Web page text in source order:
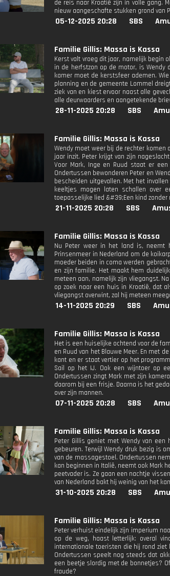
de reis naar Kroatië zijn in volle gang.
nieuw aangeschafte stukken grond van
05-12-2025 20:28 SBS
Familie Gillis: Massa is Kassa
Kerst valt vroeg dit jaar, namelijk begin
in de herfstzon op de motor, is Wendy
kamer moet de kerstsfeer ademen.
planning en de gemeente Lommel
ziek van en kiest ervoor naast alle
alle deurwaarders en aangetekende
28-11-2025 20:28 SBS
Familie Gillis: Massa is Kassa
Wendy moet weer bij de rechter komen
jaar inzit. Peter krijgt van zijn
Voor Mark, Inge en Ruud staat er
Ondertussen bewonderen Peter en
bescheiden uitgevallen. Met het
keeltjes mogen laten schallen over
toepasselijke lied &#39;Een kind zonder
21-11-2025 20:28 SBS
Familie Gillis: Massa is Kassa
Nu Peter weer in het land is, neemt
Prinsenmeer in Nederland om de
moeder beiden in coma werden
en zijn familie. Het maakt hem
meteen aan, namelijk zijn vliegangst.
op zoek naar een huis in Kroatië, dat
vliegangst overwint, zal hij meteen
14-11-2025 20:29 SBS
Familie Gillis: Massa is Kassa
Het is een huiselijke ochtend voor de
en Ruud van het Blauwe Meer. En met
kant en er staat vertier op het
Sail op het IJ. Ook een wijntoer op
Ondertussen zingt Mark met zijn
daarom bij een frisje. Daarna is het
over zijn mannen.
07-11-2025 20:28 SBS
Familie Gillis: Massa is Kassa
Peter Gillis geniet met Wendy van
gebeuren. Terwijl Wendy druk bezig is
van de massagestoel. Ondertussen
kan beginnen in Italië, neemt ook Mark
peetvader is. Ze gaan een nachtje
van Nederland bakt hij weinig van het
31-10-2025 20:28 SBS
Familie Gillis: Massa is Kassa
Peter verhuist eindelijk zijn imperium
op de weg, haast letterlijk: overal
internationale toeristen die hij rond ziet
Ondertussen speelt nog steeds dat
een beetje slordig met de bonnetjes?
fraude?